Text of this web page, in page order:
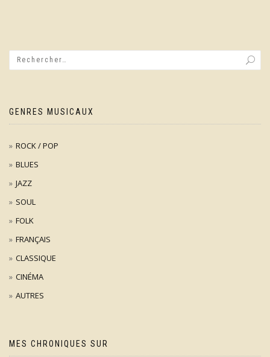
GENRES MUSICAUX
ROCK / POP
BLUES
JAZZ
SOUL
FOLK
FRANÇAIS
CLASSIQUE
CINÉMA
AUTRES
MES CHRONIQUES SUR